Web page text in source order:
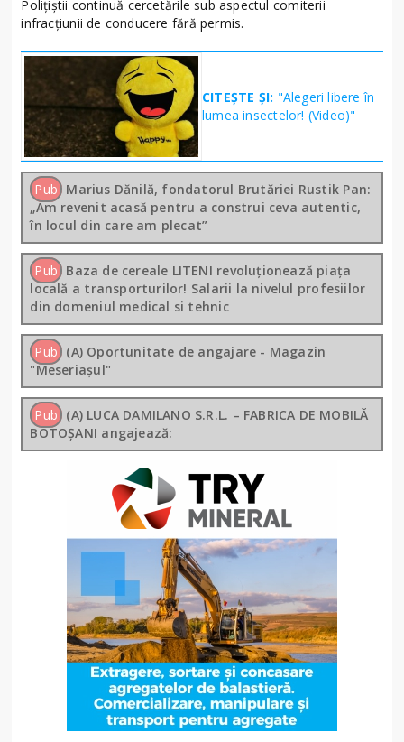
Polițiștii continuă cercetările sub aspectul comiterii
infracțiunii de conducere fără permis.
CITEȘTE ȘI: "Alegeri libere în
lumea insectelor! (Video)"
Pub Marius Dănilă, fondatorul Brutăriei Rustik Pan:
„Am revenit acasă pentru a construi ceva autentic,
în locul din care am plecat”
Pub Baza de cereale LITENI revoluționează piața
locală a transporturilor! Salarii la nivelul profesiilor
din domeniul medical si tehnic
Pub (A) Oportunitate de angajare - Magazin
"Meseriașul"
Pub (A) LUCA DAMILANO S.R.L. – FABRICA DE MOBILĂ
BOTOȘANI angajează: